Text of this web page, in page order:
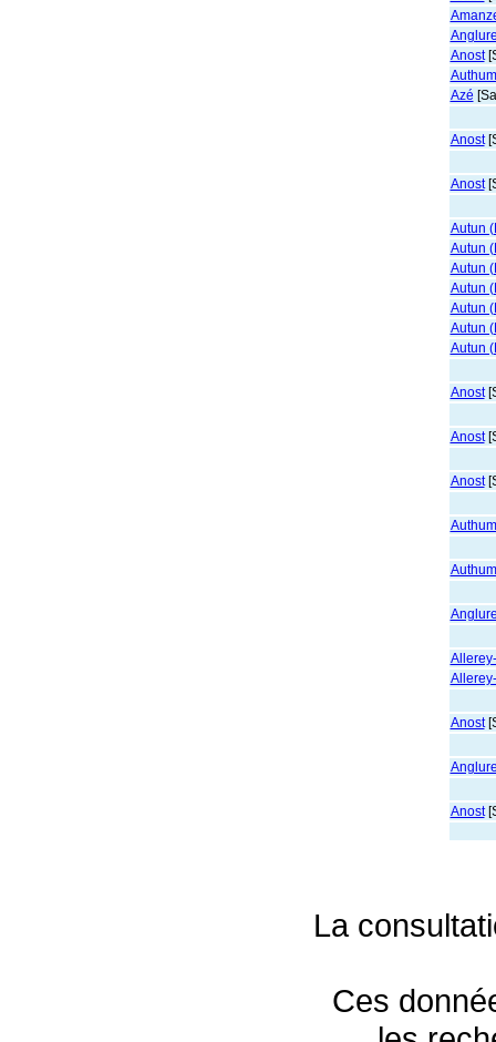
Anost
Azé
Anost
Anost
Autun
Autun
Autun
Autun
Autun
Autun
Autun
Anost
Anost
Anost
Anost
Anost
La
Ces